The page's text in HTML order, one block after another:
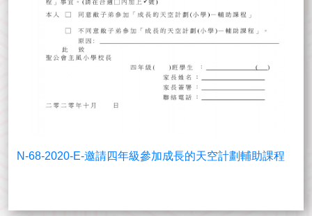
N-68-2020-E-邀請四年級參加成長的天空計劃輔助課程